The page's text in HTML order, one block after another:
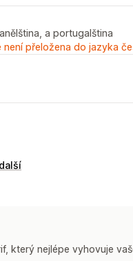
a portugalština
není přeložena do jazyka
Animace Připnuté
který nejlépe vyhovuje